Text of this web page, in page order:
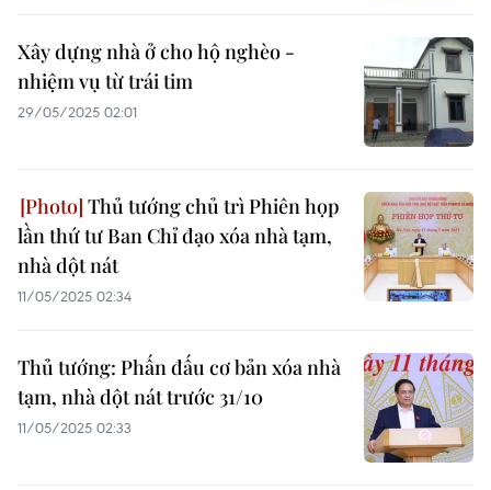
Xây dựng nhà ở cho hộ nghèo -
nhiệm vụ từ trái tim
29/05/2025 02:01
Thủ tướng chủ trì Phiên họp
lần thứ tư Ban Chỉ đạo xóa nhà tạm,
nhà dột nát
11/05/2025 02:34
Thủ tướng: Phấn đấu cơ bản xóa nhà
tạm, nhà dột nát trước 31/10
11/05/2025 02:33